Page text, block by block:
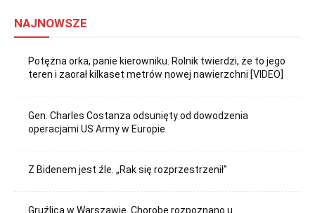
NAJNOWSZE
Potężna orka, panie kierowniku. Rolnik twierdzi, że to jego
teren i zaorał kilkaset metrów nowej nawierzchni [VIDEO]
Gen. Charles Costanza odsunięty od dowodzenia
operacjami US Army w Europie
Z Bidenem jest źle. „Rak się rozprzestrzenił”
Gruźlica w Warszawie. Chorobę rozpoznano u